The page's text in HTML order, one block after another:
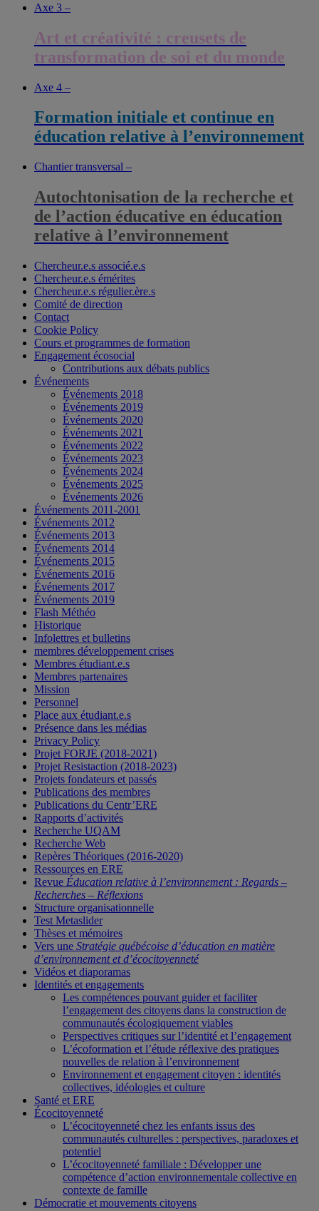
Axe 3 –
Art et créativité : creusets de
transformation de soi et du monde
Axe 4 –
Formation initiale et continue en
éducation relative à l’environnement
Chantier transversal –
Autochtonisation de la recherche et
de l’action éducative en éducation
relative à l’environnement
Chercheur.e.s associé.e.s
Chercheur.e.s émérites
Chercheur.e.s régulier.ère.s
Comité de direction
Contact
Cookie Policy
Cours et programmes de formation
Engagement écosocial
Contributions aux débats publics
Événements
Événements 2018
Événements 2019
Événements 2020
Événements 2021
Événements 2022
Événements 2023
Événements 2024
Événements 2025
Événements 2026
Événements 2011-2001
Événements 2012
Événements 2013
Événements 2014
Événements 2015
Événements 2016
Événements 2017
Événements 2019
Flash Méthéo
Historique
Infolettres et bulletins
membres développement crises
Membres étudiant.e.s
Membres partenaires
Mission
Personnel
Place aux étudiant.e.s
Présence dans les médias
Privacy Policy
Projet FORJE (2018-2021)
Projet Resistaction (2018-2023)
Projets fondateurs et passés
Publications des membres
Publications du Centr’ERE
Rapports d’activités
Recherche UQAM
Recherche Web
Repères Théoriques (2016-2020)
Ressources en ERE
Revue Éducation relative à l’environnement : Regards –
Recherches – Réflexions
Structure organisationnelle
Test Metaslider
Thèses et mémoires
Vers une Stratégie québécoise d’éducation en matière
d’environnement et d’écocitoyenneté
Vidéos et diaporamas
Identités et engagements
Les compétences pouvant guider et faciliter
l’engagement des citoyens dans la construction de
communautés écologiquement viables
Perspectives critiques sur l’identité et l’engagement
L’écoformation et l’étude réflexive des pratiques
nouvelles de relation à l’environnement
Environnement et engagement citoyen : identités
collectives, idéologies et culture
Santé et ERE
Écocitoyenneté
L’écocitoyenneté chez les enfants issus des
communautés culturelles : perspectives, paradoxes et
potentiel
L’écocitoyenneté familiale : Développer une
compétence d’action environnementale collective en
contexte de famille
Démocratie et mouvements citoyens